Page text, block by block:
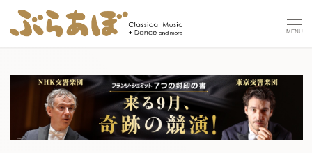
MENU